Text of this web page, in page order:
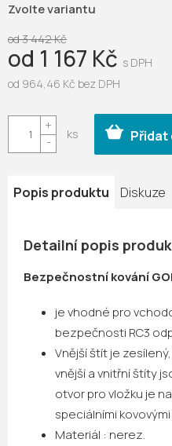
od 3 442 Kč
od 1 167 Kč
od 964,46 Kč bez DPH
cena:
Zvolte variantu
Přidat
Popis produktu Diskuze
Detailní popis
Bezpečnostní kování
je vhodné pro
bezpečnosti RC3
Vnější štít je
vnější a vnitřní štíty
otvor pro vložku je
speciálními
Materiál : nerez.